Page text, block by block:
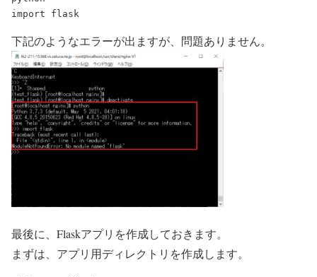
下記のようなエラーが出ますが、問題ありません。
最後に、Flaskアプリを作成しておきます。
まずは、アプリ用ディレクトリを作成します。